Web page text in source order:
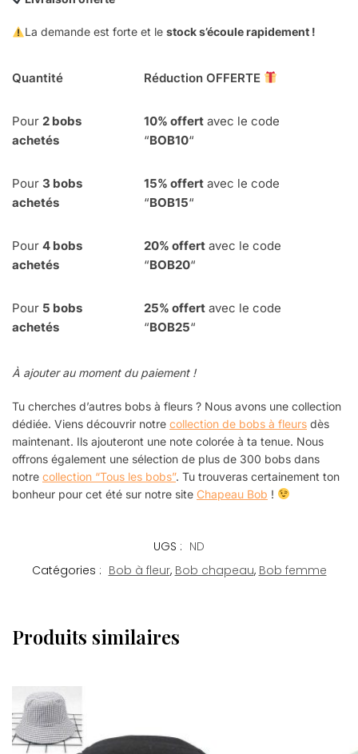
La demande est forte et le stock s’écoule rapidement !
Quantité Réduction OFFERTE
Pour 2 bobs
achetés
10% offert avec le code
“BOB10“
Pour 3 bobs
achetés
15% offert avec le code
“BOB15“
Pour 4 bobs
achetés
20% offert avec le code
“BOB20“
Pour 5 bobs
achetés
25% offert avec le code
“BOB25“
À ajouter au moment du paiement !
Tu cherches d’autres bobs à fleurs ? Nous avons une collection
dédiée. Viens découvrir notre collection de bobs à fleurs dès
maintenant. Ils ajouteront une note colorée à ta tenue. Nous
offrons également une sélection de plus de 300 bobs dans
notre collection “Tous les bobs”. Tu trouveras certainement ton
bonheur pour cet été sur notre site Chapeau Bob !
UGS : ND
Catégories : Bob à fleur, Bob chapeau, Bob femme
Produits similaires